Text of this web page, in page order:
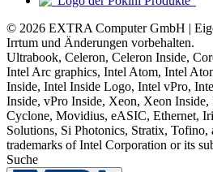
© 2026 EXTRA Computer GmbH |
Irrtum und Änderungen vorbehalten.
Ultrabook, Celeron, Celeron Inside,
Intel Arc graphics, Intel Atom, Intel
Inside, Intel Inside Logo, Intel vPro,
Inside, vPro Inside, Xeon, Xeon
Cyclone, Movidius, eASIC, Ethernet,
Solutions, Si Photonics, Stratix, Tofino,
trademarks of Intel Corporation or its
Suche